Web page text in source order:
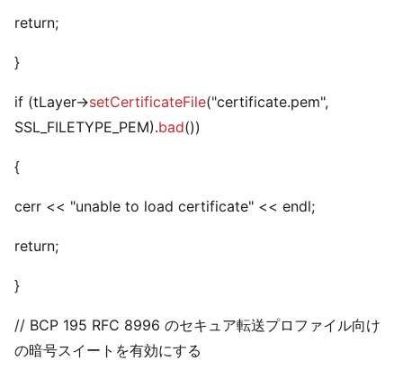
return;
}
if (tLayer->setCertificateFile("certificate.pem",
SSL_FILETYPE_PEM).bad())
{
cerr << "unable to load certificate" << endl;
return;
}
// BCP 195 RFC 8996 のセキュア転送プロファイル向け
の暗号スイートを有効にする